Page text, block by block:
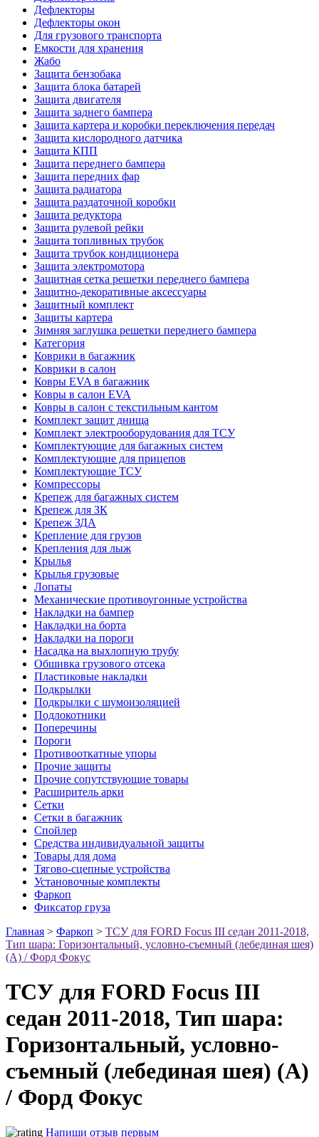
Дефлекторы
Дефлекторы окон
Для грузового транспорта
Емкости для хранения
Жабо
Защита бензобака
Защита блока батарей
Защита двигателя
Защита заднего бампера
Защита картера и коробки переключения передач
Защита кислородного датчика
Защита КПП
Защита переднего бампера
Защита передних фар
Защита радиатора
Защита раздаточной коробки
Защита редуктора
Защита рулевой рейки
Защита топливных трубок
Защита трубок кондиционера
Защита электромотора
Защитная сетка решетки переднего бампера
Защитно-декоративные аксессуары
Защитный комплект
Защиты картера
Зимняя заглушка решетки переднего бампера
Категория
Коврики в багажник
Коврики в салон
Ковры EVA в багажник
Ковры в салон EVA
Ковры в салон с текстильным кантом
Комплект защит днища
Комплект электрооборудования для ТСУ
Комплектующие для багажных систем
Комплектующие для прицепов
Комплектующие ТСУ
Компрессоры
Крепеж для багажных систем
Крепеж для ЗК
Крепеж ЗДА
Крепление для грузов
Крепления для лыж
Крылья
Крылья грузовые
Лопаты
Механические противоугонные устройства
Накладки на бампер
Накладки на борта
Накладки на пороги
Насадка на выхлопную трубу
Обшивка грузового отсека
Пластиковые накладки
Подкрылки
Подкрылки с шумоизоляцией
Подлокотники
Поперечины
Пороги
Противооткатные упоры
Прочие защиты
Прочие сопутствующие товары
Расширитель арки
Сетки
Сетки в багажник
Спойлер
Средства индивидуальной защиты
Товары для дома
Тягово-сцепные устройства
Установочные комплекты
Фаркоп
Фиксатор груза
Главная > Фаркоп > ТСУ для FORD Focus III седан 2011-2018,
Тип шара: Горизонтальный, условно-съемный (лебединая шея)
(A) / Форд Фокус
ТСУ для FORD Focus III
седан 2011-2018, Тип шара:
Горизонтальный, условно-
съемный (лебединая шея) (A)
/ Форд Фокус
Напиши отзыв первым